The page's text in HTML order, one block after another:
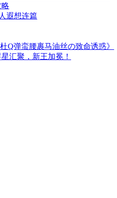
遐想连篇
Q弹蛮腰裹马油丝の致命诱惑》
汇聚，新王加冕！